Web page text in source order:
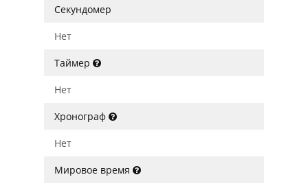
Секундомер
Нет
Таймер
Нет
Хронограф
Нет
Мировое время